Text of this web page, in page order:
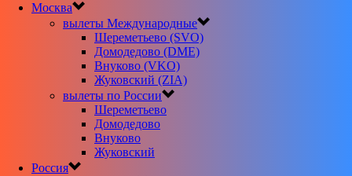
Москва
вылеты Международные
Шереметьево (SVO)
Домодедово (DME)
Внуково (VKO)
Жуковский (ZIA)
вылеты по России
Шереметьево
Домодедово
Внуково
Жуковский
Россия